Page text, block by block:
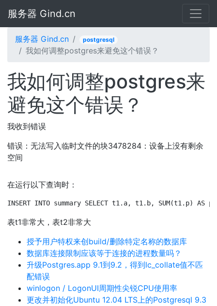
服务器 Gind.cn
服务器 Gind.cn postgresql
我如何调整postgres来避免这个错误？
我如何调整postgres来
避免这个错误？
我收到错误
错误：无法写入临时文件的块3478284：设备上没有剩余
空间
在运行以下查询时：
INSERT INTO summary SELECT t1.a, t1.b,
表t1非常大，表t2非常大
授予用户特权来创build/删除特定名称的数据库
数据库连接限制应该等于连接的进程数量吗？
升级Postgres.app 9.1到9.2，得到lc_collat​​e值不匹
配错误
winlogon / LogonUI周期性尖锐CPU使用率
更改并初始化Ubuntu 12.04 LTS上的Postgresql 9.3